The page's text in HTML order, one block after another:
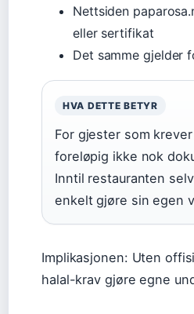
Nettsiden
eller sertifikat
Det samme gjelder
HVA DETTE BETYR
For gjester som
foreløpig ikke nok
Inntil restauranten
enkelt gjøre sin egen
Implikasjonen: Uten
halal-krav gjøre egne